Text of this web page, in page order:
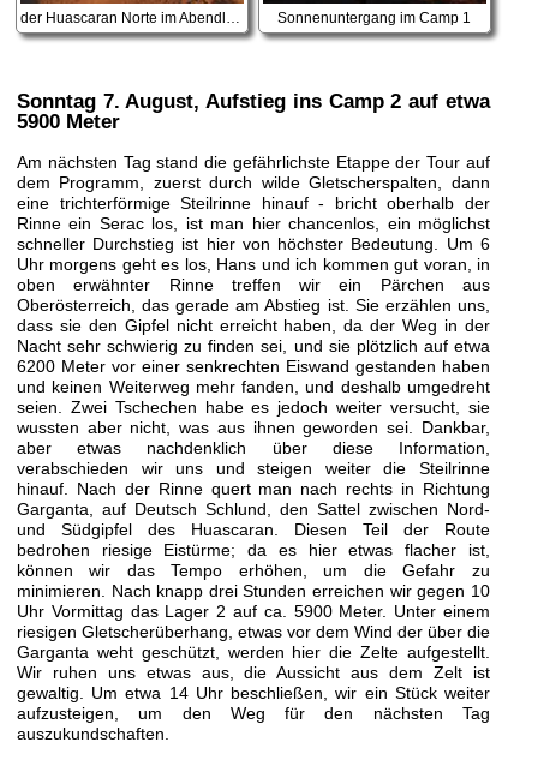
Sonnenuntergang im Camp 1
Sonntag 7. August, Aufstieg ins Camp 2 auf etwa
5900 Meter
Am nächsten Tag stand die gefährlichste Etappe der Tour auf
dem Programm, zuerst durch wilde Gletscherspalten, dann
eine trichterförmige Steilrinne hinauf - bricht oberhalb der
Rinne ein Serac los, ist man hier chancenlos, ein möglichst
schneller Durchstieg ist hier von höchster Bedeutung. Um 6
Uhr morgens geht es los, Hans und ich kommen gut voran, in
oben erwähnter Rinne treffen wir ein Pärchen aus
Oberösterreich, das gerade am Abstieg ist. Sie erzählen uns,
dass sie den Gipfel nicht erreicht haben, da der Weg in der
Nacht sehr schwierig zu finden sei, und sie plötzlich auf etwa
6200 Meter vor einer senkrechten Eiswand gestanden haben
und keinen Weiterweg mehr fanden, und deshalb umgedreht
seien. Zwei Tschechen habe es jedoch weiter versucht, sie
wussten aber nicht, was aus ihnen geworden sei. Dankbar,
aber etwas nachdenklich über diese Information,
verabschieden wir uns und steigen weiter die Steilrinne
hinauf. Nach der Rinne quert man nach rechts in Richtung
Garganta, auf Deutsch Schlund, den Sattel zwischen Nord-
und Südgipfel des Huascaran. Diesen Teil der Route
bedrohen riesige Eistürme; da es hier etwas flacher ist,
können wir das Tempo erhöhen, um die Gefahr zu
minimieren. Nach knapp drei Stunden erreichen wir gegen 10
Uhr Vormittag das Lager 2 auf ca. 5900 Meter. Unter einem
riesigen Gletscherüberhang, etwas vor dem Wind der über die
Garganta weht geschützt, werden hier die Zelte aufgestellt.
Wir ruhen uns etwas aus, die Aussicht aus dem Zelt ist
gewaltig. Um etwa 14 Uhr beschließen, wir ein Stück weiter
aufzusteigen, um den Weg für den nächsten Tag
auszukundschaften.